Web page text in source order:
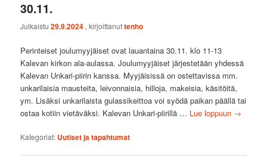
30.11.
Julkaistu29.9.2024 , kirjoittanuttenho
Perinteiset joulumyyjäiset ovat lauantaina 30.11. klo 11-13
Kalevan kirkon ala-aulassa. Joulumyyjäiset järjestetään yhdessä
Kalevan Unkari-piirin kanssa. Myyjäisissä on ostettavissa mm.
unkarilaisia mausteita, leivonnaisia, hilloja, makeisia, käsitöitä,
ym. Lisäksi unkarilaista gulassikeittoa voi syödä paikan päällä tai
ostaa kotiin vietäväksi. Kalevan Unkari-piirillä … Lue loppuun →
Kategoriat: Uutiset ja tapahtumat